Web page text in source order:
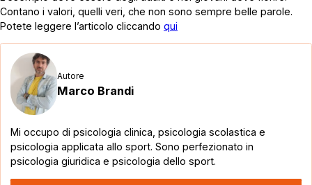
Contano i valori, quelli veri, che non sono sempre belle parole.
Potete leggere l’articolo cliccando qui
Autore
Marco Brandi
Mi occupo di psicologia clinica, psicologia scolastica e
psicologia applicata allo sport. Sono perfezionato in
psicologia giuridica e psicologia dello sport.